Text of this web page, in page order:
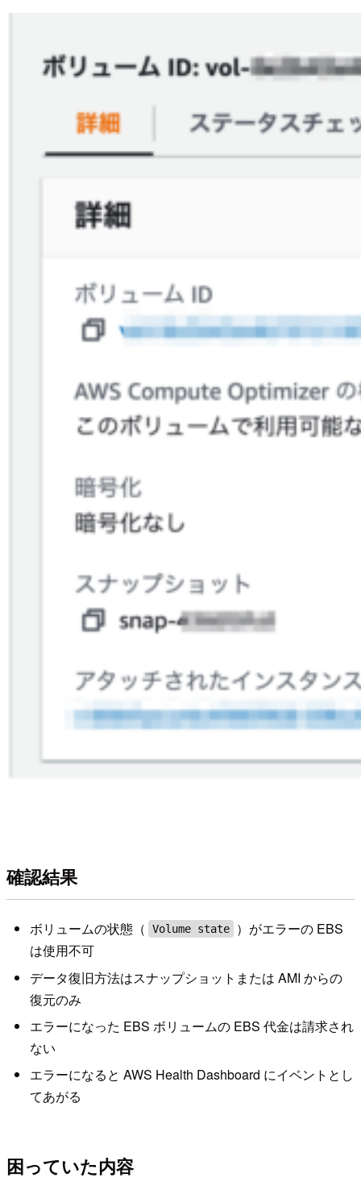
確認結果
ボリュームの状態（ Volume state
）がエラーの EBS
は使用不可
データ復旧方法はスナップショットまたは AMI からの
復元のみ
エラーになった EBS ボリュームの EBS 代金は請求され
ない
エラーになると AWS Health Dashboard にイベントとし
てあがる
困っていた内容